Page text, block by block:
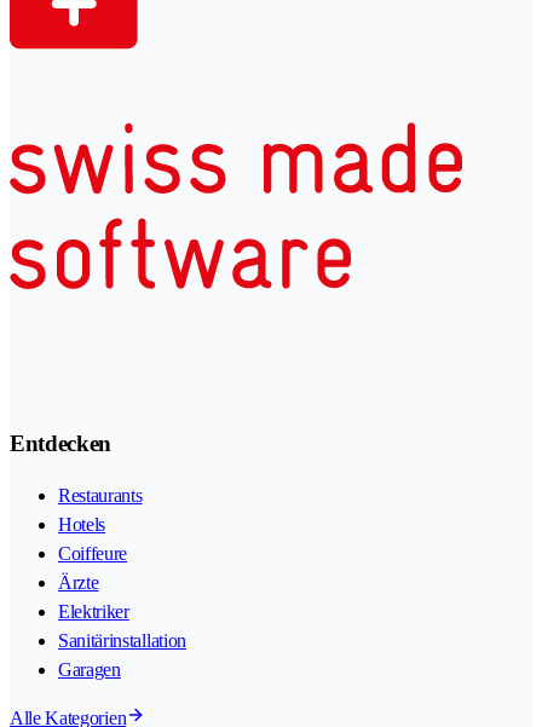
Entdecken
Restaurants
Hotels
Coiffeure
Ärzte
Elektriker
Sanitärinstallation
Garagen
Alle Kategorien